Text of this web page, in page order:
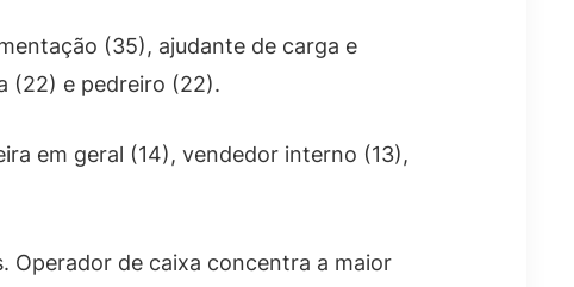
(35), ajudante de carga e
(22) e pedreiro (22).
em geral (14), vendedor interno (13),
Operador de caixa concentra a maior